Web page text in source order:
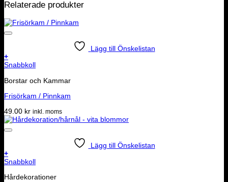
Relaterade produkter
Lägg till Önskelistan
+
Snabbkoll
Borstar och Kammar
Frisörkam / Pinnkam
49.00 kr inkl. moms
Lägg till Önskelistan
+
Snabbkoll
Hårdekorationer